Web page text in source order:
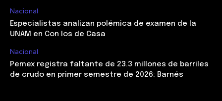
Nacional
Especialistas analizan polémica de examen de la
UNAM en Con los de Casa
Nacional
Pemex registra faltante de 23.3 millones de barriles
de crudo en primer semestre de 2026: Barnés